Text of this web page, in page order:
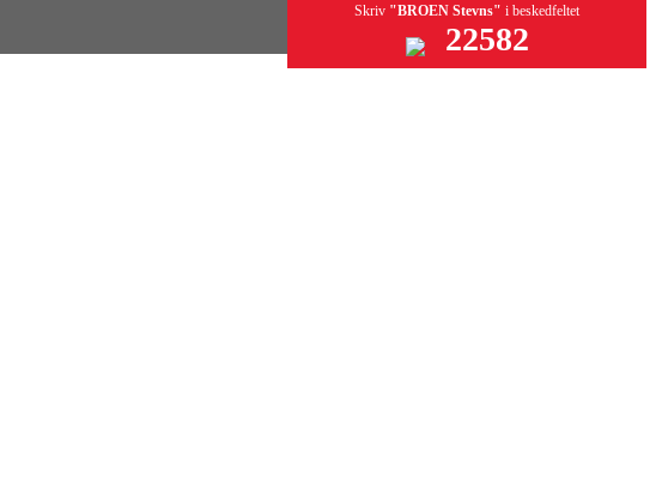
Skriv "BROEN Stevns" i beskedfeltet
22582